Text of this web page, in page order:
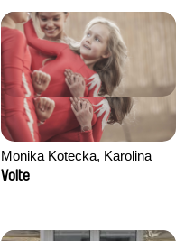
Monika Kotecka, Karolina
Poryzała
Volte